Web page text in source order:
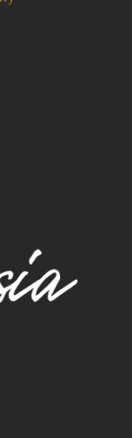
takich jak
do informacji o
dane,
identyfikatory na
może